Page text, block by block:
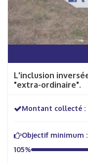
L'inclusion inversée : de l'élève ordinaire à
"extra-ordinaire".
Montant collecté :
Objectif minimum :
105%